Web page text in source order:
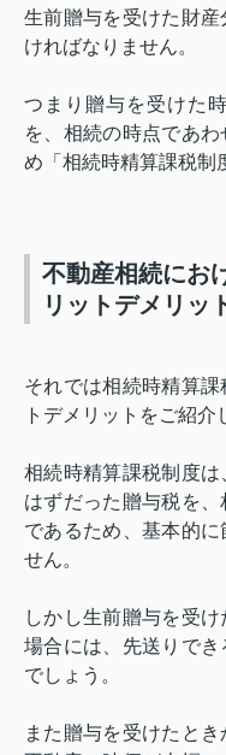
生前贈与を受けた財
ければなりません。
つまり贈与を受けた
を、相続の時点であ
め「相続時精算課税制
不動産相続にお
リットデメリッ
それでは相続時精算
トデメリットをご紹介
相続時精算課税制度
はずだった贈与税を
であるため、基本的
せん。
しかし生前贈与を受
場合には、先送りで
でしょう。
また贈与を受けたとき